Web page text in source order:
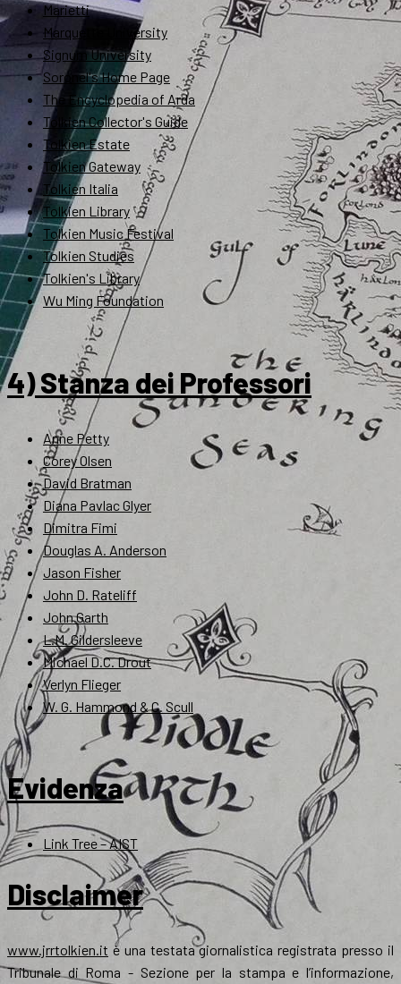
Marietti
Marquette University
Signum University
Soronel's Home Page
The Encyclopedia of Arda
Tolkien Collector's Guide
Tolkien Estate
Tolkien Gateway
Tolkien Italia
Tolkien Library
Tolkien Music Festival
Tolkien Studies
Tolkien's Library
Wu Ming Foundation
4) Stanza dei Professori
Anne Petty
Corey Olsen
David Bratman
Diana Pavlac Glyer
Dimitra Fimi
Douglas A. Anderson
Jason Fisher
John D. Rateliff
John Garth
L.M. Gildersleeve
Michael D.C. Drout
Verlyn Flieger
W. G. Hammond & C. Scull
Evidenza
Link Tree – AIST
Disclaimer
www.jrrtolkien.it è una testata giornalistica registrata presso il
Tribunale di Roma - Sezione per la stampa e l’informazione,